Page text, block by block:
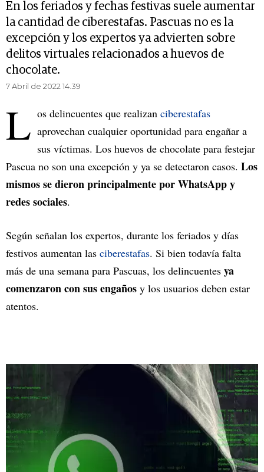
En los feriados y fechas festivas suele aumentar
la cantidad de ciberestafas. Pascuas no es la
excepción y los expertos ya advierten sobre
delitos virtuales relacionados a huevos de
chocolate.
7 Abril de 2022 14.39
L os delincuentes que realizan ciberestafas
aprovechan cualquier oportunidad para engañar a
sus víctimas. Los huevos de chocolate para festejar
Pascua no son una excepción y ya se detectaron casos. Los
mismos se dieron principalmente por WhatsApp y
redes sociales.
Según señalan los expertos, durante los feriados y días
festivos aumentan las ciberestafas. Si bien todavía falta
más de una semana para Pascuas, los delincuentes ya
comenzaron con sus engaños y los usuarios deben estar
atentos.